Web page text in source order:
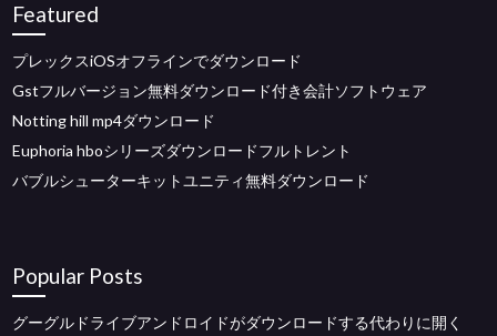
Featured
プレックスiOSオフラインでダウンロード
Gstフルバージョン無料ダウンロード付き会計ソフトウェア
Notting hill mp4ダウンロード
Euphoria hboシリーズダウンロードフルトレント
バブルシューターキットユニティ無料ダウンロード
Popular Posts
グーグルドライブアンドロイドがダウンロードする代わりに開く